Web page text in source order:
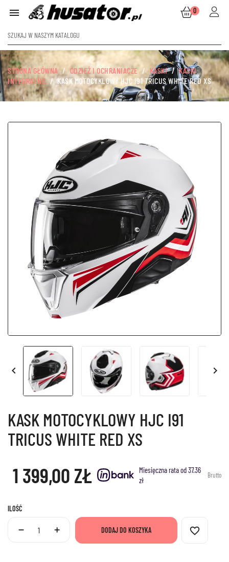
 0
STRONA GŁÓWNA ODZIEŻ I OCHRANIACZE KASKI
KASKI
INTEGRALNE
KASK MOTOCYKLOWY HJC I91 TRICUS WHITE RED XS
 
KASK MOTOCYKLOWY HJC I91
TRICUS WHITE RED XS
1 399,00 ZŁ
Miesięczna rata od 37.36
zł
Brutto
ILOŚĆ
DODAJ DO KOSZYKA favorite_border